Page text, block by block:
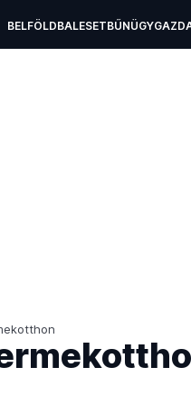
BELFÖLDBALESETBŰNÜGY